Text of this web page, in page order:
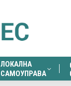
ЛОКАЛНА
САМОУПРАВА